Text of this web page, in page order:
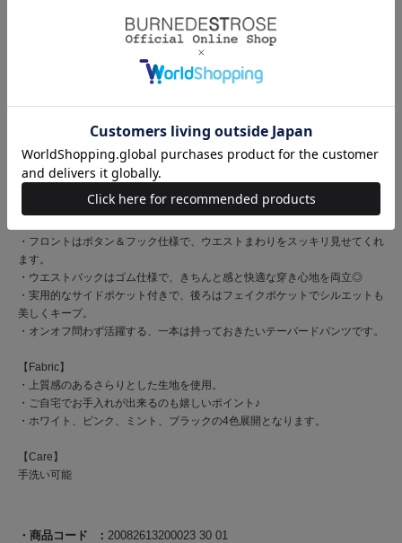
商品コード 20082613200023 30 01
サイドに施したパールが上品なアクセントになり、女性らしい華やかさを演
・きれいめな印象を与えながら、デイリーにもオフィスにも使えるテーパー
ドパンツ。
・スラックスで、きちんと感のある着こなしが叶います◎
・Tシャツからブラウスまで、どんなトップスとも好相性な万能アイテム。
・フロントはボタン＆フック仕様で、ウエストまわりをスッキリ見せてくれ
ます。
・ウエストバックはゴム仕様で、きちんと感と快適な穿き心地を両立◎
・実用的なサイドポケット付きで、後ろはフェイクポケットでシルエットも
美しくキープ。
・オンオフ問わず活躍する、一本は持っておきたいテーパードパンツです。
【Fabric】
・上質感のあるさらりとした生地を使用。
・ご自宅でお手入れが出来るのも嬉しいポイント♪
・ホワイト、ピンク、ミント、ブラックの4色展開となります。
【Care】
手洗い可能